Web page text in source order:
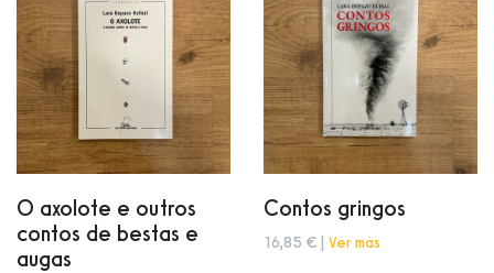
O axolote e outros
contos de bestas e
augas
Contos gringos
16,85 € | Ver más